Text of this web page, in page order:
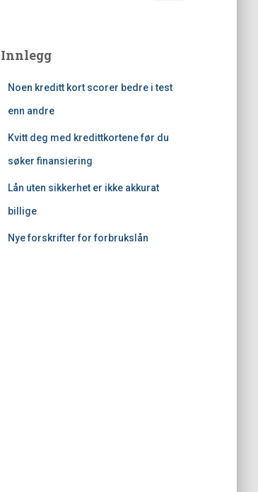
h
Innlegg
Noen kreditt kort scorer bedre i test
enn andre
Kvitt deg med kredittkortene før du
søker finansiering
Lån uten sikkerhet er ikke akkurat
billige
Nye forskrifter for forbrukslån